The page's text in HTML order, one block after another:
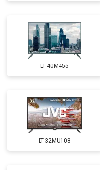
LT-40M455
LT-32MU108